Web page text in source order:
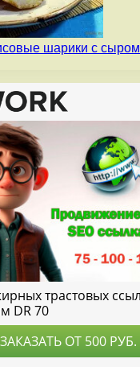
шарики с сыром